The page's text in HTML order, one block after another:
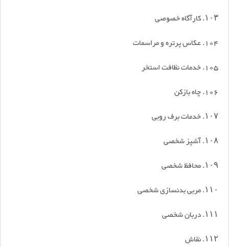
۱۰۳. کارآگاه خصوصی
104. عکاس پرتره و مراسمات
105. خدمات نظافت استخر
106. چاه بازکن
۱۰۷. خدمات برف روبی
۱۰۸. آشپز شخصی
۱۰۹. محافظ شخصی
۱۱۰. مربی بدنسازی شخصی
۱۱۱. دربان شخصی
۱۱۲. نقاش